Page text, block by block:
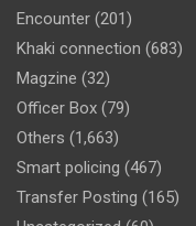
Encounter (201)
Khaki connection (683)
Magzine (32)
Officer Box (79)
Others (1,663)
Smart policing (467)
Transfer Posting (165)